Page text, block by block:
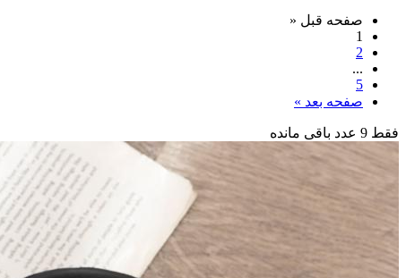
صفحه قبل «
1
2
...
5
صفحه بعد »
فقط 9 عدد باقی مانده